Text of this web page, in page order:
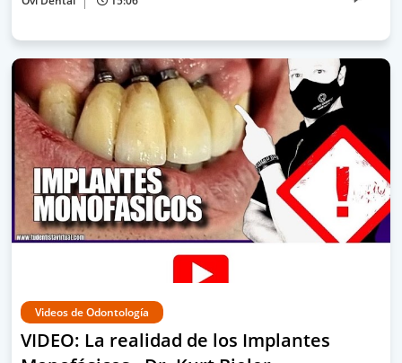
Videos de Odontología
VIDEO: La realidad de los Implantes